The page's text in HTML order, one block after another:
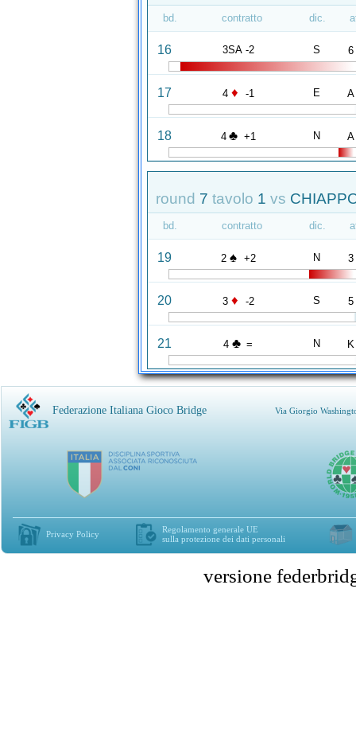
bd. contratto dic.
16 3SA -2 S 6
17 4 ♦ -1 E A
18 4 ♣ +1 N A
round 7 tavolo 1 vs
bd. contratto dic.
19 2 ♠ +2 N 3
20 3 ♦ -2 S 5
21 4 ♣ = N K
Federazione Italiana Gioco Bridge Via Giorgio
Privacy Policy
Regolamento generale UE
sulla protezione dei dati personali
versione